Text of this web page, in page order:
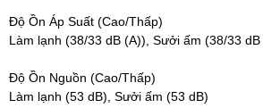
Độ Ồn Áp Suất (Cao/Thấp)
Làm lạnh (38/33 dB (A)), Sưởi ấm (38/33 dB
Độ Ồn Nguồn (Cao/Thấp)
Làm lạnh (53 dB), Sưởi ấm (53 dB)